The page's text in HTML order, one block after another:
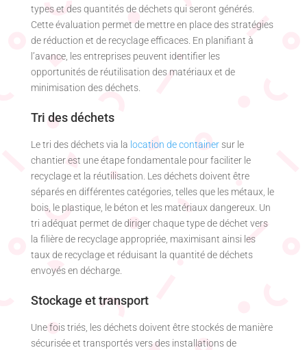
types et des quantités de déchets qui seront générés.
Cette évaluation permet de mettre en place des stratégies
de réduction et de recyclage efficaces. En planifiant à
l’avance, les entreprises peuvent identifier les
opportunités de réutilisation des matériaux et de
minimisation des déchets.
Tri des déchets
Le tri des déchets via la location de containersur le
chantier est une étape fondamentale pour faciliter le
recyclage et la réutilisation. Les déchets doivent être
séparés en différentes catégories, telles que les métaux, le
bois, le plastique, le béton et les matériaux dangereux. Un
tri adéquat permet de diriger chaque type de déchet vers
la filière de recyclage appropriée, maximisant ainsi les
taux de recyclage et réduisant la quantité de déchets
envoyés en décharge.
Stockage et transport
Une fois triés, les déchets doivent être stockés de manière
sécurisée et transportés vers des installations de